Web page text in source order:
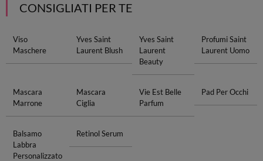
CONSIGLIATI PER TE
Viso
Maschere
Yves Saint
Laurent Blush
Yves Saint
Laurent
Beauty
Profumi Saint
Laurent Uomo
Mascara
Marrone
Mascara
Ciglia
Vie Est Belle
Parfum
Pad Per Occhi
Balsamo
Labbra
Personalizzato
Retinol Serum